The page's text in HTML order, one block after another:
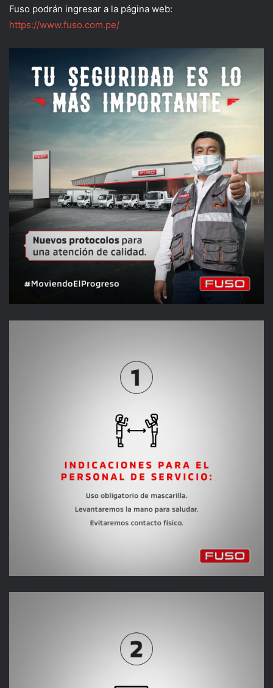
Fuso podrán ingresar a la página web:
https://www.fuso.com.pe/